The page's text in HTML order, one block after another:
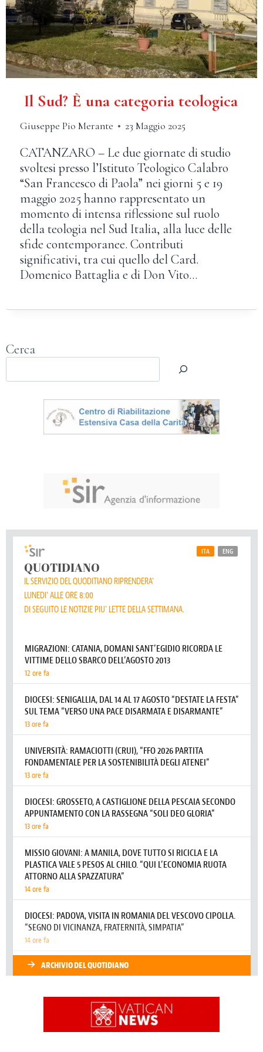
Il Sud? È una categoria teologica
Giuseppe Pio Merante 23 Maggio 2025
CATANZARO – Le due giornate di studio
svoltesi presso l’Istituto Teologico Calabro
“San Francesco di Paola” nei giorni 5 e 19
maggio 2025 hanno rappresentato un
momento di intensa riflessione sul ruolo
della teologia nel Sud Italia, alla luce delle
sfide contemporanee. Contributi
significativi, tra cui quello del Card.
Domenico Battaglia e di Don Vito…
Cerca